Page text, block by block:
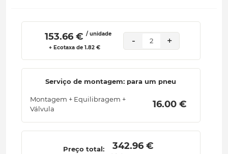
153.66 € / unidade
+ Ecotaxa de 1.82 €
- 2 +
Serviço de montagem: para um pneu
Montagem + Equilibragem +
Válvula
16.00 €
Preço total: 342.96 €